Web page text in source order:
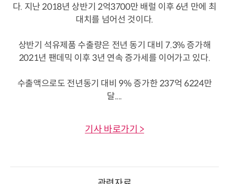
다. 지난 2018년 상반기 2억3700만 배럴 이후 6년 만에 최
대치를 넘어선 것이다.
상반기 석유제품 수출량은 전년 동기 대비 7.3% 증가해
2021년 팬데믹 이후 3년 연속 증가세를 이어가고 있다.
수출액으로도 전년동기 대비 9% 증가한 237억 6224만
달....
기사 바로가기 >